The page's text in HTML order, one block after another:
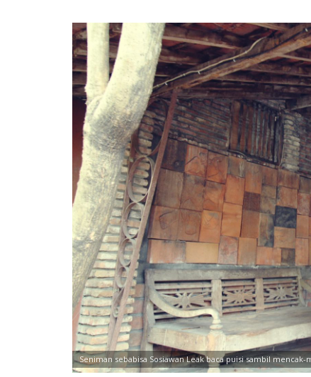
Seniman sebabisa Sosiawan Leak baca puisi sambil